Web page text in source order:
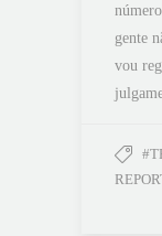
gente
vou